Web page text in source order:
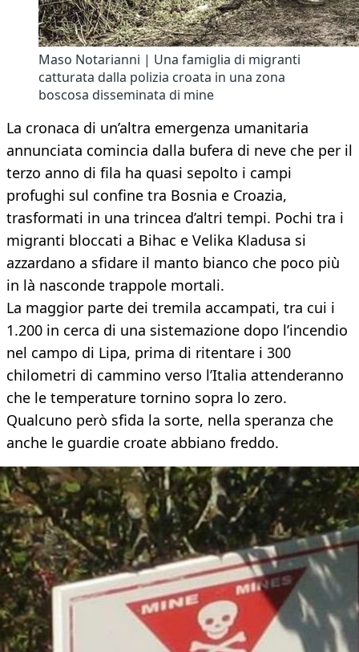
Maso Notarianni | Una famiglia di migranti
catturata dalla polizia croata in una zona
boscosa disseminata di mine
La cronaca di un’altra emergenza umanitaria
annunciata comincia dalla bufera di neve che per il
terzo anno di fila ha quasi sepolto i campi
profughi sul confine tra Bosnia e Croazia,
trasformati in una trincea d’altri tempi. Pochi tra i
migranti bloccati a Bihac e Velika Kladusa si
azzardano a sfidare il manto bianco che poco più
in là nasconde trappole mortali.
La maggior parte dei tremila accampati, tra cui i
1.200 in cerca di una sistemazione dopo l’incendio
nel campo di Lipa, prima di ritentare i 300
chilometri di cammino verso l’Italia attenderanno
che le temperature tornino sopra lo zero.
Qualcuno però sfida la sorte, nella speranza che
anche le guardie croate abbiano freddo.